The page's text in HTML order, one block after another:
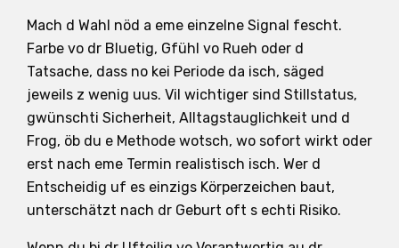
Mach d Wahl nöd a eme einzelne Signal fescht.
Farbe vo dr Bluetig, Gfühl vo Rueh oder d
Tatsache, dass no kei Periode da isch, säged
jeweils z wenig uus. Vil wichtiger sind Stillstatus,
gwünschti Sicherheit, Alltagstauglichkeit und d
Frog, öb du e Methode wotsch, wo sofort wirkt oder
erst nach eme Termin realistisch isch. Wer d
Entscheidig uf es einzigs Körperzeichen baut,
unterschätzt nach dr Geburt oft s echti Risiko.